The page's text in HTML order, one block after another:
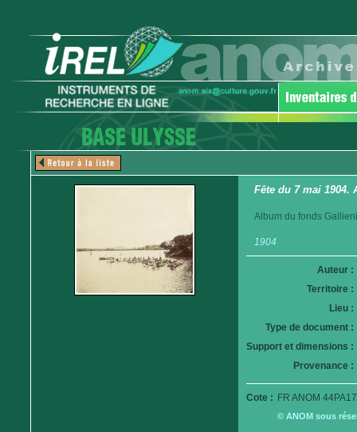
Fête du 7 mai 1904.
Album du fonds
1904
Auteur :
Territoire :
Lieu :
Type de document :
Support et dimensions :
Provenance :
Cote : FR ANOM
© ANOM sous